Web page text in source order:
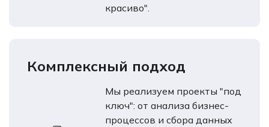
красиво".
Комплексный подход
Мы реализуем проекты "под
ключ": от анализа бизнес-
процессов и сбора данных